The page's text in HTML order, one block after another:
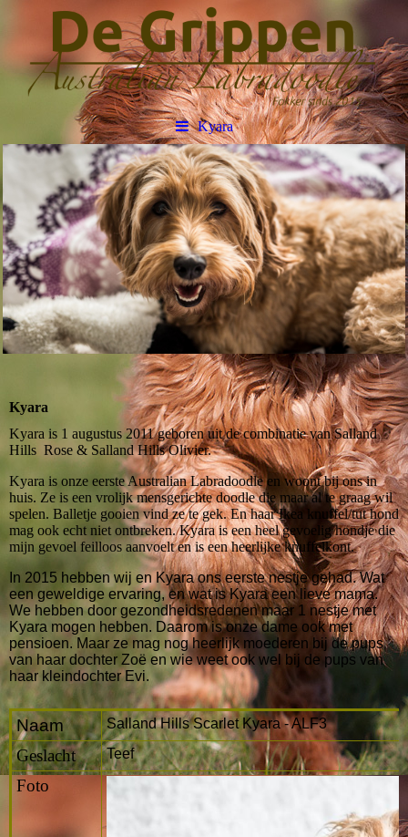
Kyara
Kyara
Kyara is 1 augustus 2011 geboren uit de combinatie van Salland
Hills Rose & Salland Hills Olivier.
Kyara is onze eerste Australian Labradoodle en woont bij ons in
huis. Ze is een vrolijk mensgerichte doodle die maar al te graag wil
spelen. Balletje gooien vind ze te gek. En haar Ikea knuffel/tut hond
mag ook echt niet ontbreken. Kyara is een heel gevoelig hondje die
mijn gevoel feilloos aanvoelt en is een heerlijke knuffelkont.
In 2015 hebben wij en Kyara ons eerste nestje gehad. Wat
een geweldige ervaring, en wat is Kyara een lieve mama.
We hebben door gezondheidsredenen maar 1 nestje met
Kyara mogen hebben. Daarom is onze dame ook met
pensioen. Maar ze mag nog heerlijk moederen bij de pups
van haar dochter Zoë en wie weet ook wel bij de pups van
haar kleindochter Evi.
Naam Salland Hills Scarlet Kyara - ALF3
Geslacht Teef
Foto